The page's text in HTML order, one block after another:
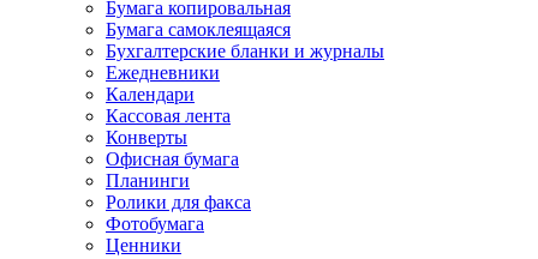
Бумага копировальная
Бумага самоклеящаяся
Бухгалтерские бланки и журналы
Ежедневники
Календари
Кассовая лента
Конверты
Офисная бумага
Планинги
Ролики для факса
Фотобумага
Ценники